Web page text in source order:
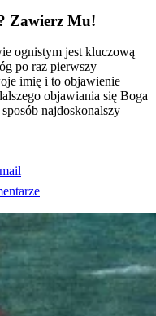
Zawierz Mu!
ognistym jest kluczową
po raz pierwszy
imię i to objawienie
objawiania się Boga
najdoskonalszy